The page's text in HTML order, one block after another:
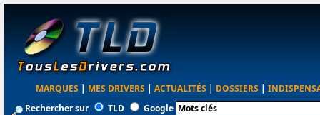
MARQUES | MES DRIVERS | ACTUALITÉS | DOSSIERS |
Rechercher sur
TLD Google